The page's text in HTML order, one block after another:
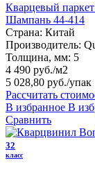
Кварцевый
Шампань 44-414
Страна: Китай
Производитель:
Толщина, мм: 5
4 490 руб./м2
5 028,80 руб./упак
Рассчитать
В избранное В
Сравнить
32
класс